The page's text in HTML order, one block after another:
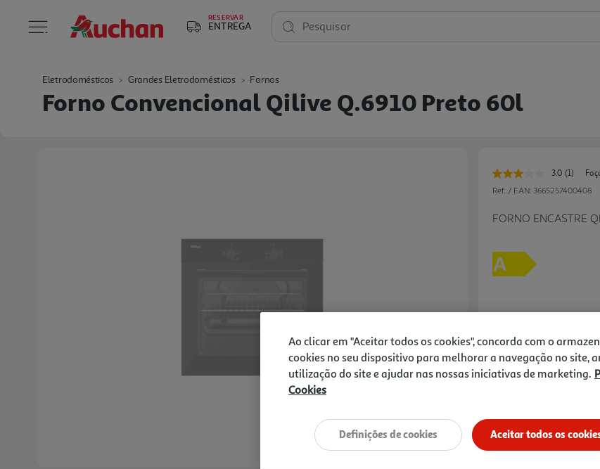
RESERVAR
ENTREGA Pesquisar
Eletrodomésticos Grandes Eletrodomésticos Fornos
Forno Convencional Qilive Q.6910 Preto 60l
3.0 Leu
uma
Link
para
(1)
Ref. / EAN: 3665257400408
FORNO ENCASTRE
Ao clicar em "Aceitar todos os cookies", concorda com o
cookies no seu dispositivo para melhorar a navegação no site,
utilização do site e ajudar nas nossas iniciativas de marketing.
Cookies
Aceitar todos os
Definições de cookies